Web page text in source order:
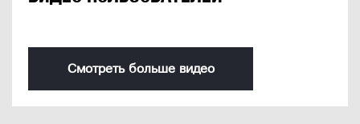
Смотреть больше видео